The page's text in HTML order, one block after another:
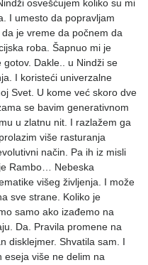
osvešćujem koliko su mi
I umesto da popravljam
je vreme da počnem da
roba. Šapnuo mi je
Dakle.. u Nindži se
I koristeći univerzalne
Svet. U kome već skoro dve
se bavim generativnom
u zlatnu nit. I razlažem ga
više rasturanja
način. Pa ih iz misli
Rambo… Nebeska
višeg življenja. I može
sve strane. Koliko je
samo ako izađemo na
Da. Pravila promene na
disklejmer. Shvatila sam. I
eseja više ne delim na